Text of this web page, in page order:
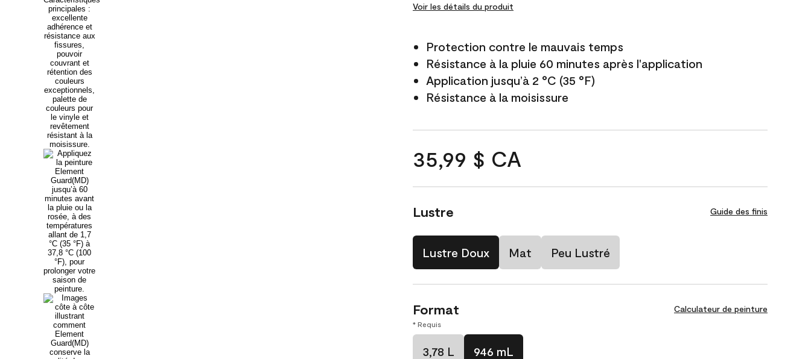
Voir les détails du produit
Protection contre le mauvais temps
Résistance à la pluie 60 minutes après l'application
Application jusqu’à 2 °C (35 °F)
Résistance à la moisissure
35,99 $ CA
Lustre Guide des finis
Lustre Doux Mat Peu Lustré
Format Calculateur de peinture
* Requis
3,78 L 946 mL